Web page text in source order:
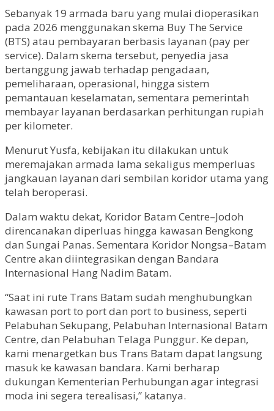
Sebanyak 19 armada baru yang mulai dioperasikan
pada 2026 menggunakan skema Buy The Service
(BTS) atau pembayaran berbasis layanan (pay per
service). Dalam skema tersebut, penyedia jasa
bertanggung jawab terhadap pengadaan,
pemeliharaan, operasional, hingga sistem
pemantauan keselamatan, sementara pemerintah
membayar layanan berdasarkan perhitungan rupiah
per kilometer.
Menurut Yusfa, kebijakan itu dilakukan untuk
meremajakan armada lama sekaligus memperluas
jangkauan layanan dari sembilan koridor utama yang
telah beroperasi.
Dalam waktu dekat, Koridor Batam Centre–Jodoh
direncanakan diperluas hingga kawasan Bengkong
dan Sungai Panas. Sementara Koridor Nongsa–Batam
Centre akan diintegrasikan dengan Bandara
Internasional Hang Nadim Batam.
“Saat ini rute Trans Batam sudah menghubungkan
kawasan port to port dan port to business, seperti
Pelabuhan Sekupang, Pelabuhan Internasional Batam
Centre, dan Pelabuhan Telaga Punggur. Ke depan,
kami menargetkan bus Trans Batam dapat langsung
masuk ke kawasan bandara. Kami berharap
dukungan Kementerian Perhubungan agar integrasi
moda ini segera terealisasi,” katanya.